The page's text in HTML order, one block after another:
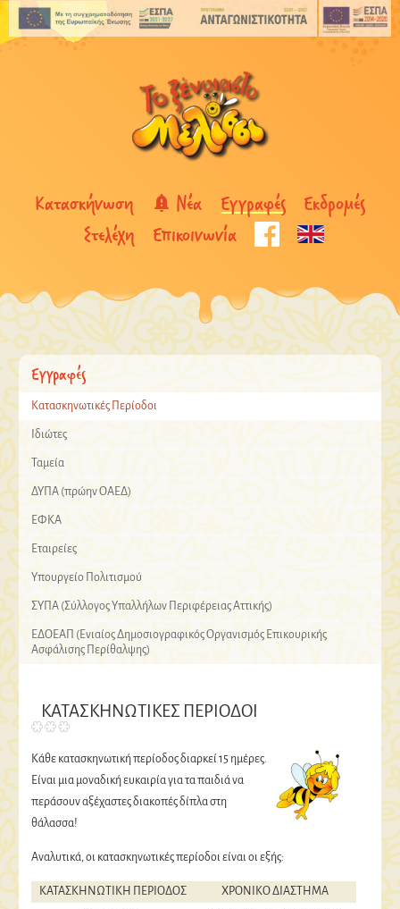
Κατασκήνωση Νέα Εγγραφές Εκδρομές
Στελέχη
Επικοινωνία
Εγγραφές
Κατασκηνωτικές Περίοδοι
Ιδιώτες
Ταμεία
ΔΥΠΑ (πρώην ΟΑΕΔ)
ΕΦΚΑ
Εταιρείες
Υπουργείο Πολιτισμού
ΣΥΠΑ (Σύλλογος Υπαλλήλων Περιφέρειας Αττικής)
ΕΔΟΕΑΠ (Ενιαίος Δημοσιογραφικός Οργανισμός Επικουρικής
Ασφάλισης Περίθαλψης)
ΚΑΤΑΣΚΗΝΩΤΙΚΕΣ ΠΕΡΙΟΔΟΙ
Κάθε κατασκηνωτική περίοδος διαρκεί 15 ημέρες.
Είναι μια μοναδική ευκαιρία για τα παιδιά να
περάσουν αξέχαστες διακοπές δίπλα στη
θάλασσα!
Αναλυτικά, οι κατασκηνωτικές περίοδοι είναι οι εξής:
ΚΑΤΑΣΚΗΝΩΤΙΚΗ ΠΕΡΙΟΔΟΣ
ΧΡΟΝΙΚΟ ΔΙΑΣΤΗΜΑ